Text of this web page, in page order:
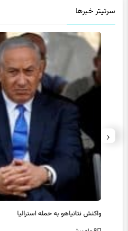
سرتیتر خبرها
واکنش نتانیاهو به حمله استرالیا
‹